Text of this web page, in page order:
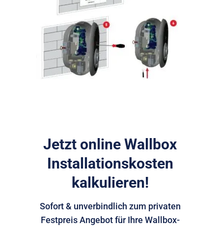
Jetzt online Wallbox
Installationskosten
kalkulieren!
Sofort & unverbindlich zum privaten
Festpreis Angebot für Ihre Wallbox-